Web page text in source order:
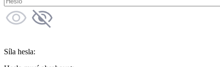
Síla hesla: